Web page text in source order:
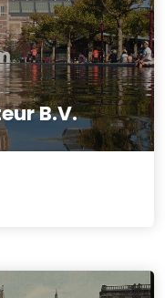
B.V.